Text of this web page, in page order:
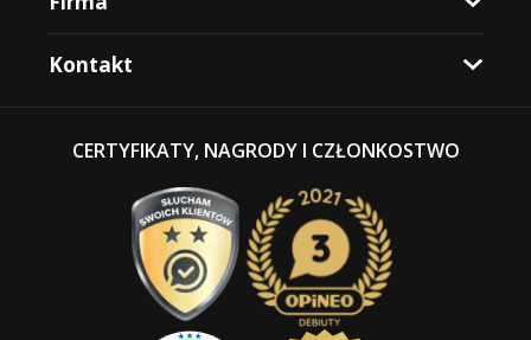
Kontakt
CERTYFIKATY, NAGRODY I CZŁONKOSTWO